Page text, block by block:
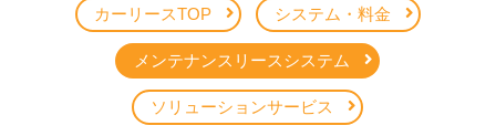
カーリースTOP システム・料金
メンテナンスリースシステム
ソリューションサービス